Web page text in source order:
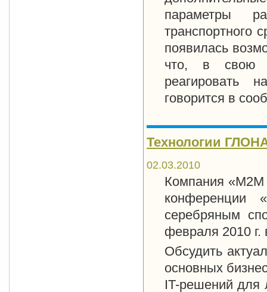
параметры
транспортного
появилась
что, в свою
реагировать
говорится в
Технологии
02.03.2010
Компания «М2М
конференции
серебряным
февраля 2010 г.
Обсудить
основных
IT-решений для